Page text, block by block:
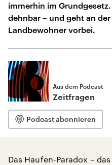
immerhin im
dehnbar – und geht an
Landbewohner vorbei.
Aus dem Podcast
Zeitfragen
Podcast abonnieren
Das Haufen-Paradox –